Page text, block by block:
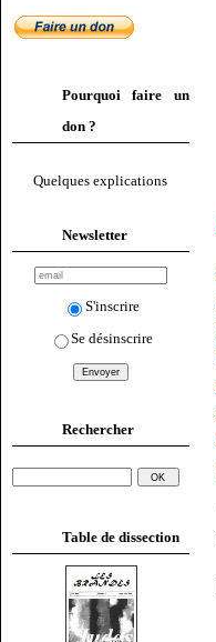
Pourquoi faire un
don ?
Quelques explications
Newsletter
S'inscrire
Se désinscrire
Rechercher
Table de dissection